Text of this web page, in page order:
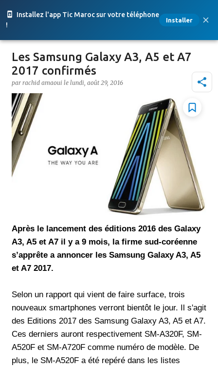
Installez l'app Tic Maroc sur votre téléphone
!
Installer
Accéder au contenu principal
Les Samsung Galaxy A3, A5 et A7
2017 confirmés
par rachid amaoui le lundi, août 29, 2016
Après le lancement des éditions 2016 des Galaxy
A3, A5 et A7 il y a 9 mois, la firme sud-coréenne
s’apprête a annoncer les Samsung Galaxy A3, A5
et A7 2017.
Selon un rapport qui vient de faire surface, trois
nouveaux smartphones verront bientôt le jour. Il s'agit
des Editions 2017 des Samsung Galaxy A3, A5 et A7.
Ces derniers auront respectivement SM-A320F, SM-
A520F et SM-A720F comme numéro de modèle. De
plus, le SM-A520F a été repéré dans les listes